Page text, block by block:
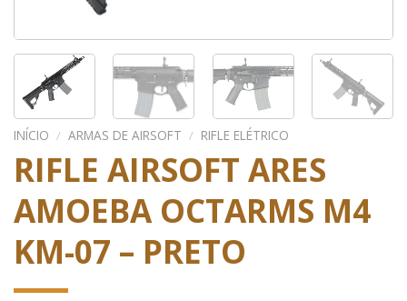
INÍCIO / ARMAS DE AIRSOFT / RIFLE ELÉTRICO
RIFLE AIRSOFT ARES
AMOEBA OCTARMS M4
KM-07 – PRETO